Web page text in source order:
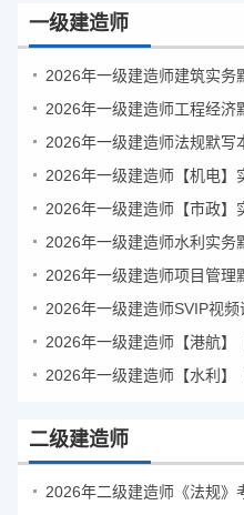
一级建造师
2026年一级建造师建筑实务
2026年一级建造师工程经济
2026年一级建造师法规默写
2026年一级建造师【机电】
2026年一级建造师【市政】
2026年一级建造师水利实务
2026年一级建造师项目管理
2026年一级建造师SVIP视频
2026年一级建造师【港航】
2026年一级建造师【水利】
二级建造师